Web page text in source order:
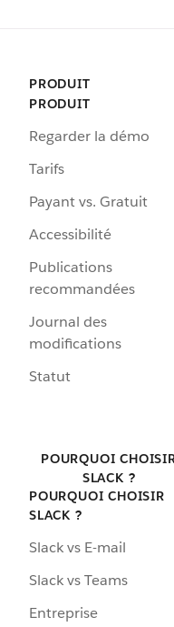
PRODUIT
PRODUIT
Regarder la démo
Tarifs
Payant vs. Gratuit
Accessibilité
Publications
recommandées
Journal des
modifications
Statut
POURQUOI
SLACK ?
POURQUOI CHOISIR
SLACK ?
Slack vs E-mail
Slack vs Teams
Entreprise